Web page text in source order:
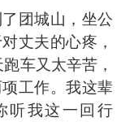
团城山，坐公
丈夫的心疼，
车又太辛苦，
工作。我这辈
听我这一回行